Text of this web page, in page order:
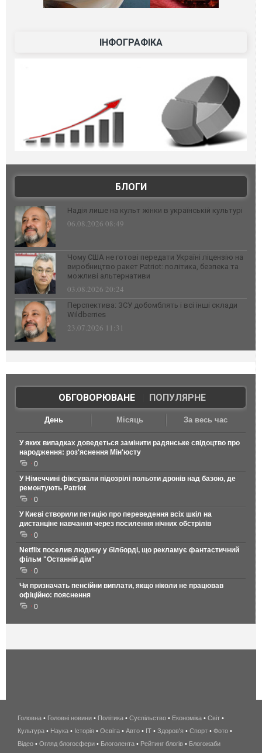
ІНФОГРАФІКА
БЛОГИ
Надія лише на культ жінки в українській культурі
06.08.2026 08:49
Чому США не готові передати Україні ліцензію на
виробництво ракет Patriot: політика, безпека та
можливі альтернативи
03.08.2026 20:24
Перспектива: ЗСУ добомблять і всі інші склади
Wildberries
23.07.2026 11:31
ОБГОВОРЮВАНЕ| ПОПУЛЯРНЕ
День Місяць За весь час
У яких випадках доведеться замінити радянське свідоцтво про
народження: роз'яснення Мін'юсту
0
У Німеччині фіксували підозрілі польоти дронів над базою, де
ремонтують Patriot
0
У Києві створили петицію про переведення всіх шкіл на
дистанціне навчання через посилення нічних обстрілів
0
Netflix поселив людину у білборді, що рекламує фантастичний
фільм "Останній дім"
0
Чи призначать пенсійни виплати, якщо ніколи не працював
офіційно: пояснення
0
беспроводной
интернет
киев
Головна • Головні новини • Політика • Суспільство • Економіка • Світ •
Культура • Наука • Історія • Освіта • Авто • IT • Здоров'я • Спорт • Фото •
Відео • Огляд блогосфери • Блоголента • Рейтинг блогів • Блогожаби